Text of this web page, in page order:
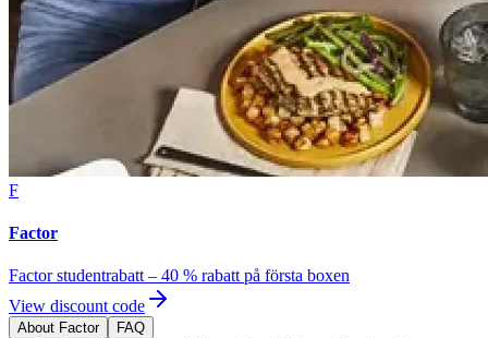
F
Factor
Factor studentrabatt – 40 % rabatt på första boxen
View discount code
About Factor FAQ